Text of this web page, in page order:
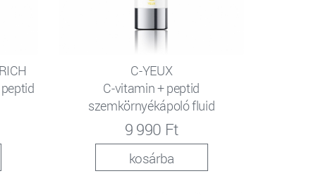
C-YEUX
C-vitamin + peptid
szemkörnyékápoló fluid
9 990 Ft
kosárba